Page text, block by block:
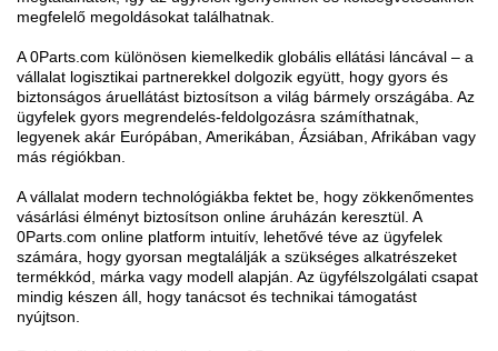
megfelelő megoldásokat találhatnak.
A 0Parts.com különösen kiemelkedik globális ellátási láncával – a
vállalat logisztikai partnerekkel dolgozik együtt, hogy gyors és
biztonságos áruellátást biztosítson a világ bármely országába. Az
ügyfelek gyors megrendelés-feldolgozásra számíthatnak,
legyenek akár Európában, Amerikában, Ázsiában, Afrikában vagy
más régiókban.
A vállalat modern technológiákba fektet be, hogy zökkenőmentes
vásárlási élményt biztosítson online áruházán keresztül. A
0Parts.com online platform intuitív, lehetővé téve az ügyfelek
számára, hogy gyorsan megtalálják a szükséges alkatrészeket
termékkód, márka vagy modell alapján. Az ügyfélszolgálati csapat
mindig készen áll, hogy tanácsot és technikai támogatást
nyújtson.